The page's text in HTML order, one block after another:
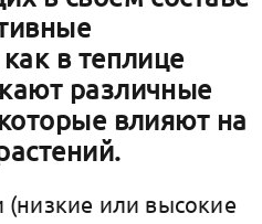
в теплице
различные
влияют на
(низкие или высокие